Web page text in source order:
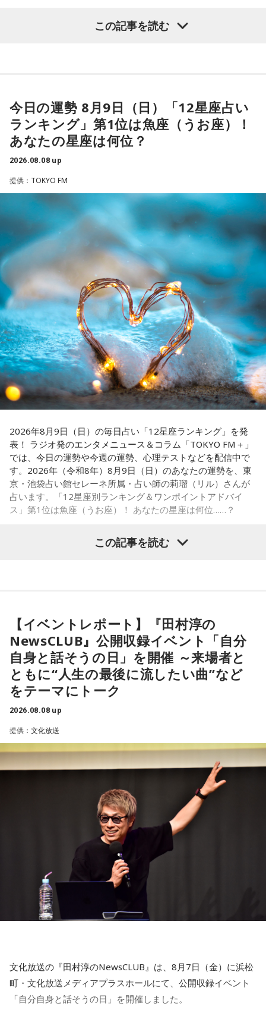
ペナントレース終盤の神宮球場、一つ一つのプレーの重みが
「ニッポン放送ショウアップナイター ヤクルト×DeNA」
■放送日時：8月15日（土） 17時50分～試合終了 （延長対
応あり）
■スペシャルゲスト解説：髙津臣吾
■実況：師岡正雄アナウンサー
■番組X：@showup1242
■ハッシュタグ：#ショウアップナイター #60n
■メールアドレス：89@1242.com
■番組ホームページ： https://www.1242.com/showup
ッキーカラーは水色。
【2位】蟹座（かに座）
好調な運気で心地よく過ごせる1日となりそうです。直感が冴
えやすい運気なので、選択に迷った際は自分の直感を参考に
してみてください。
学びや成長ができそうな1日です。今日は視野が広がりやすく
学びが深まりそうです。海外のことに目を向けたり、探究心
を大切に過ごしてみましょう。
【4位】山羊座（やぎ座）
対人運が好調です。今日は1対1のコミュニケーションが大切
な日。パートナーや大切な友人と深い話をしたり、普段は話
しづらい話題を取り上げてみたりするには良いタイミングで
す。
【5位】牡牛座（おうし座）
趣味や友達付き合いが活発な運気です。今日は心の充実感を
感じやすい日なので、好きなことをとことん楽しみましょ
う。ラッキーアイテムは、炭酸水。
【6位】乙女座（おとめ座）
人付き合いが好調で、楽しいことが広がっていくような運気
です。今日は色々な人と積極的にコミュニケーションをとっ
ていきましょう。
【7位】牡羊座（おひつじ座）
マイペースに過ごせると良い日です。今日は部屋の片付けを
したり、書類の整理をしたり、身の回りの整理を心掛けて過
ごしてみましょう。
仕事運が好調な日。今日がお休みの人も忙しさが目立ちそう
に必要なことについて考えてみましょう。ラッキーアイテム
はコーヒー。
【10位】獅子座（しし座）
内省がテーマの日です。今日はこれまでを振り返って色々な
ことを見直してみましょう。スマホのデータの整理をした
り、不要に感じるものは手放してみるのもおすすめです。
【11位】水瓶座（みずがめ座）
心と身体のメンテナンスを意識しましょう。たくさん睡眠を
取ってリフレッシュするのも良さそうです。
【12位】射手座（いて座）
心のモヤモヤが目立つような日です。今日は頑張らず、1人の
時間を大切にしたり、のんびり過ごす時間を持つようにしま
【今日の一言メッセージ】
今日は不要なものを手放したり、今後の計画を見直すことを
心掛けると良い日です。
■監修者プロフィール：莉瑠（リル）
東京・池袋占い館セレーネ所属。10代に占いに出会い、勉
クスを持つ方に寄り添いたいと本格的に占いの世界に進出。
SATORI電話占い月間ランキング連続1位。占いコンテンツ
『莉瑠と龍神様の絶対神託』リリース。
Webサイト：https://selene-uranai.com/
この記事を読む
今日の運勢 8月9日（日）「12星座占い
ランキング」第1位は魚座（うお座）！
あなたの星座は何位？
2026.08.08 up
提供：TOKYO FM
2026年8月9日（日）の毎日占い「12星座ランキング」を発
表！ ラジオ発のエンタメニュース＆コラム「TOKYO FM＋」
では、今日の運勢や今週の運勢、心理テストなどを配信中で
す。2026年（令和8年）8月9日（日）のあなたの運勢を、東
京・池袋占い館セレーネ所属・占い師の莉瑠（リル）さんが
占います。「12星座別ランキング＆ワンポイントアドバイ
ス」第1位は魚座（うお座）！ あなたの星座は何位……？
ッキーカラーは水色。
【2位】蟹座（かに座）
好調な運気で心地よく過ごせる1日となりそうです。直感が冴
えやすい運気なので、選択に迷った際は自分の直感を参考に
してみてください。
【3位】蠍座（さそり座）
学びが深まりそうです。海外のことに目を向けたり、探究心
を大切に過ごしてみましょう。
【4位】山羊座（やぎ座）
対人運が好調です。今日は1対1のコミュニケーションが大切
な日。パートナーや大切な友人と深い話をしたり、普段は話
しづらい話題を取り上げてみたりするには良いタイミングで
【5位】牡牛座（おうし座）
趣味や友達付き合いが活発な運気です。今日は心の充実感を
感じやすい日なので、好きなことをとことん楽しみましょ
う。ラッキーアイテムは、炭酸水。
【6位】乙女座（おとめ座）
【7位】牡羊座（おひつじ座）
マイペースに過ごせると良い日です。今日は部屋の片付けを
したり、書類の整理をしたり、身の回りの整理を心掛けて過
この記事を読む
【イベントレポート】『田村淳の
NewsCLUB』公開収録イベント「自分
自身と話そうの日」を開催 ～来場者と
ともに“人生の最後に流したい曲”など
をテーマにトーク
2026.08.08 up
提供：文化放送
文化放送の『田村淳のNewsCLUB』は、8月7日（金）に浜松
町・文化放送メディアプラスホールにて、公開収録イベント
「自分自身と話そうの日」を開催しました。